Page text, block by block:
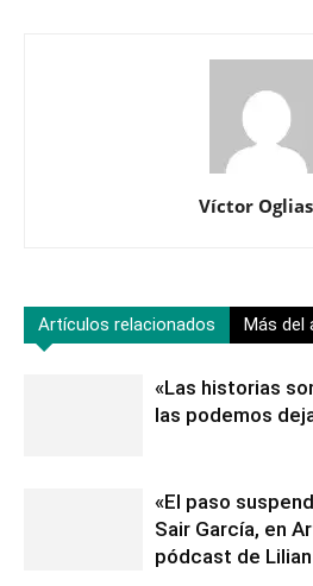
Víctor
Artículos relacionados Más del
«Las historias
las podemos
«El paso
Sair García, en
pódcast de